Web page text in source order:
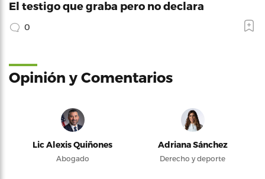
El testigo que graba pero no declara
0
Opinión y Comentarios
Lic Alexis Quiñones
Abogado
Adriana Sánchez
Derecho y deporte